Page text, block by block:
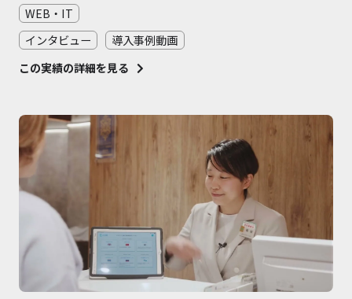
WEB・IT
インタビュー
導入事例動画
この実績の詳細を見る